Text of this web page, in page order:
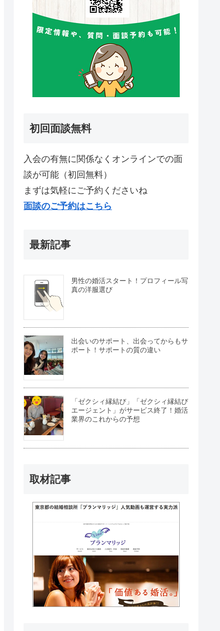
初回面談無料
入会の有無に関係なくオンラインでの面
談が可能（初回無料）
まずは気軽にご予約くださいね
面談のご予約はこちら
最新記事
男性の婚活スタート！プロフィール写
真の洋服選び
出会いのサポート、出会ってからもサ
ポート！サポートの質の違い
「ゼクシィ縁結び」「ゼクシィ縁結び
エージェント」がサービス終了！婚活
業界のこれからの予想
取材記事